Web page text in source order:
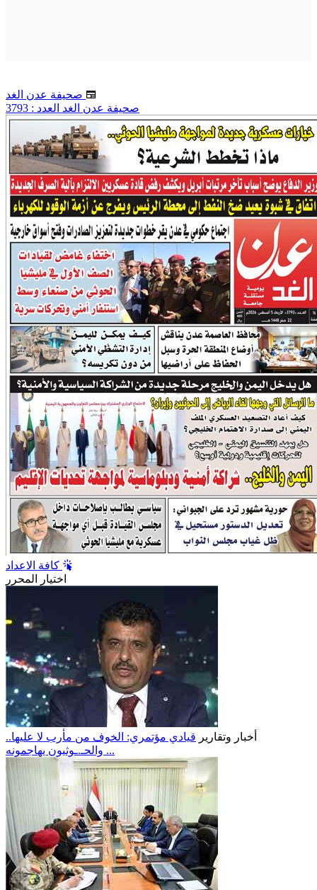
صحيفة عدن الغد العدد : 3793
اختيار المحرر
أخبار وتقارير قيادي مؤتمري: الخوف من مأرب لا عليها..
والحـ.ـوثيون يهاجمونه ...